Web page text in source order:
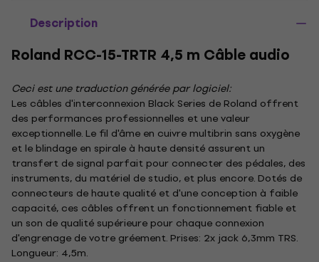
Description
Roland RCC-15-TRTR 4,5 m Câble audio
Ceci est une traduction générée par logiciel:
Les câbles d'interconnexion Black Series de Roland offrent
des performances professionnelles et une valeur
exceptionnelle. Le fil d'âme en cuivre multibrin sans oxygène
et le blindage en spirale à haute densité assurent un
transfert de signal parfait pour connecter des pédales, des
instruments, du matériel de studio, et plus encore. Dotés de
connecteurs de haute qualité et d'une conception à faible
capacité, ces câbles offrent un fonctionnement fiable et
un son de qualité supérieure pour chaque connexion
d'engrenage de votre gréement. Prises: 2x jack 6,3mm TRS.
Longueur: 4,5m.